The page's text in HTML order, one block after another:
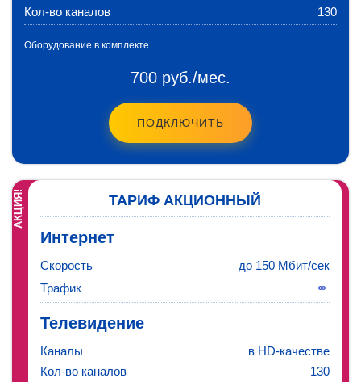
Кол-во каналов
130
Оборудование в комплекте
700 руб./мес.
ПОДКЛЮЧИТЬ
АКЦИЯ! ТАРИФ АКЦИОННЫЙ
Интернет
Скорость
до 150 Мбит/сек
Трафик
Телевидение
Каналы
в HD-качестве
Кол-во каналов
130